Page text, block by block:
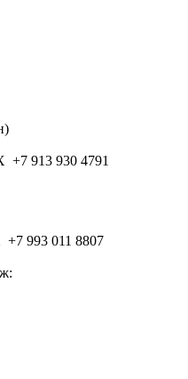
913 930 4791
993 011 8807